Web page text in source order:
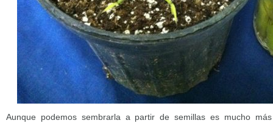
Aunque podemos sembrarla a partir de semillas es mucho